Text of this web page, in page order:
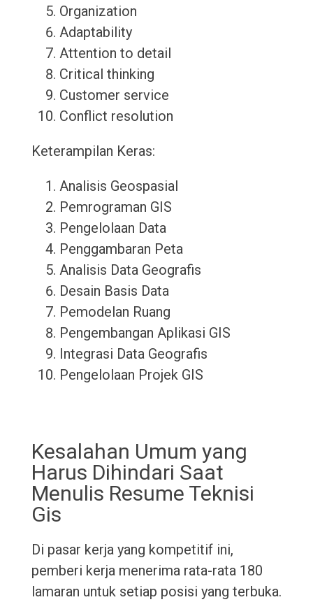
Organization
Adaptability
Attention to detail
Critical thinking
Customer service
Conflict resolution
Keterampilan Keras:
Analisis Geospasial
Pemrograman GIS
Pengelolaan Data
Penggambaran Peta
Analisis Data Geografis
Desain Basis Data
Pemodelan Ruang
Pengembangan Aplikasi GIS
Integrasi Data Geografis
Pengelolaan Projek GIS
Kesalahan Umum yang
Harus Dihindari Saat
Menulis Resume Teknisi
Gis
Di pasar kerja yang kompetitif ini,
pemberi kerja menerima rata-rata 180
lamaran untuk setiap posisi yang terbuka.